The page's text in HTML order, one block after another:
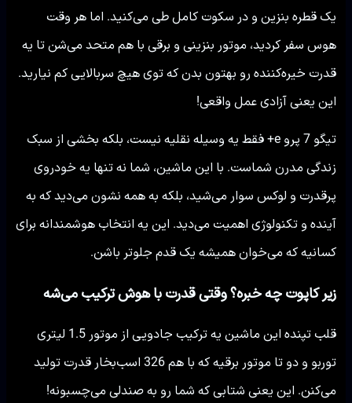
یک قطره بنزین و در سکوت کامل طی می‌کنید. اما هر وقت
هوس سفر کردید، موتور بنزینی و برقی با هم متحد می‌شن تا یه
قدرت خیره‌کننده رو بهتون بدن که توی هیچ سربالایی کم نیارید.
این یعنی آزادی عمل واقعی!
تیگو 7 پرو e+ فقط یه وسیله نقلیه نیست، بلکه بخشی از سبک
زندگی مدرن شماست. با این ماشین، شما نه تنها یه خودروی
پرقدرت و لوکس سوار می‌شید، بلکه به همه نشون می‌دید که به
آینده و تکنولوژی اهمیت می‌دید. این یه انتخاب هوشمندانه برای
کسانیه که می‌خوان همیشه یک قدم جلوتر باشن.
زیر کاپوت چه خبره؟ وقتی قدرت با هوش ترکیب می‌شه
قلب تپنده این ماشین یه ترکیب جادویی از موتور 1.5 لیتری
توربو و دو تا موتور برقیه که با هم 326 اسب‌بخار قدرت تولید
می‌کنن. این یعنی شتابی که شما رو به صندلی می‌چسبونه!